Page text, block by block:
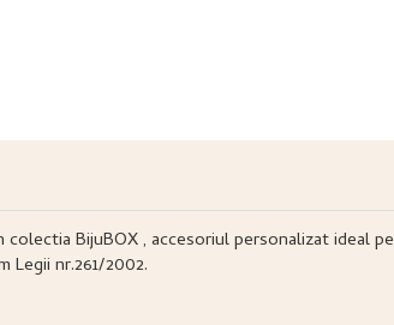
BijuBOX , accesoriul personalizat ideal
Legii nr.261/2002.